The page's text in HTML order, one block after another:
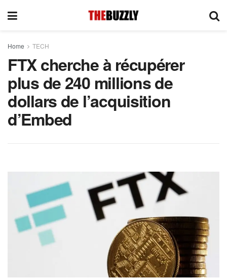
Home TECH
FTX cherche à récupérer
plus de 240 millions de
dollars de l’acquisition
d’Embed